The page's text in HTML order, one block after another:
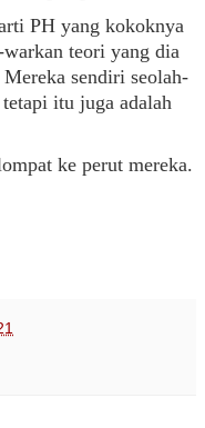
PH yang kokoknya
teori yang dia
sendiri seolah-
itu juga adalah
ke perut mereka.